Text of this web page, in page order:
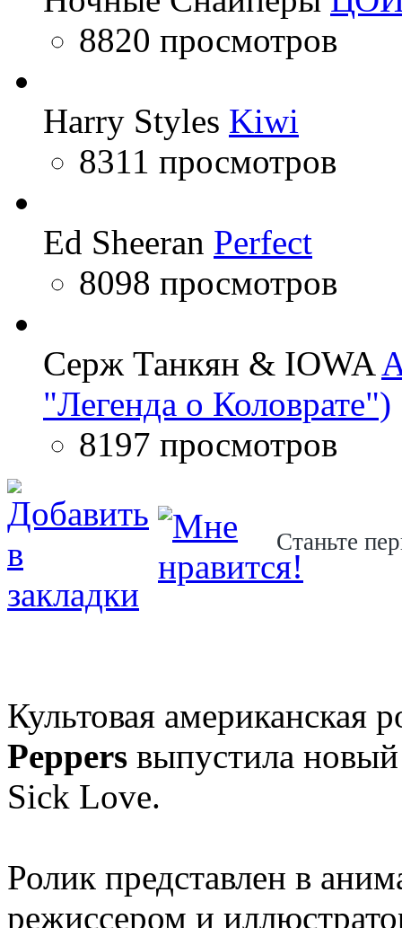
8820 просмотров
Harry Styles Kiwi
8311 просмотров
Ed Sheeran Perfect
8098 просмотров
Серж Танкян & IOWA
"Легенда о Коловрате")
8197 просмотров
Станьте
Культовая американская
Peppers выпустила
Sick Love.
Ролик представлен в
режиссером и